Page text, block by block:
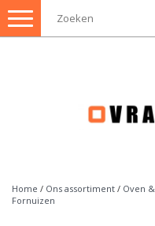
Toggle
navigation
Home / Ons assortiment / Oven &
Fornuizen